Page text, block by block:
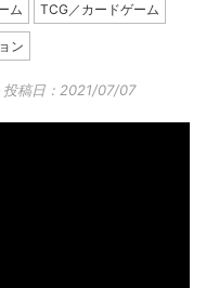
ム TCG／カードゲーム
ン
投稿日：2021/07/07